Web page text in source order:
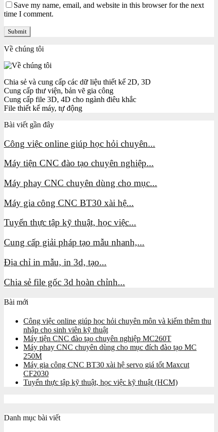
Save my name, email, and website in this browser for the next
time I comment.
Về chúng tôi
Chia sẻ và cung cấp các dữ liệu thiết kế 2D, 3D
Cung cấp thư viện, bản vẽ gia công
Cung cấp file 3D, 4D cho ngành điêu khắc
File thiết kế máy, tự động
Bài viết gần đây
Công việc online giúp học hỏi chuyên...
Máy tiện CNC đào tạo chuyên nghiệp...
Máy phay CNC chuyên dùng cho mục...
Máy gia công CNC BT30 xài hệ...
Tuyển thực tập kỹ thuật, học việc...
Cung cấp giải pháp tạo mẫu nhanh,...
Địa chỉ in mẫu, in 3d, tạo...
Chia sẻ file gốc 3d hoàn chỉnh...
Bài mới
Công việc online giúp học hỏi chuyên môn và kiếm thêm thu
nhập cho sinh viên kỹ thuật
Máy tiện CNC đào tạo chuyên nghiệp MC260T
Máy phay CNC chuyên dùng cho mục đích đào tạo MC
250M
Máy gia công CNC BT30 xài hệ servo giá tốt Maxcut
CF2030
Tuyển thực tập kỹ thuật, học việc kỹ thuật (HCM)
Danh mục bài viết